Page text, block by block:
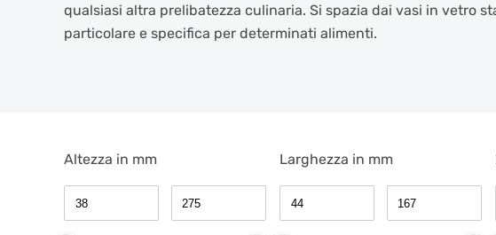
qualsiasi altra prelibatezza culinaria. Si spazia dai vasi in vetro
particolare e specifica per determinati alimenti.
Altezza in mm Larghezza in mm